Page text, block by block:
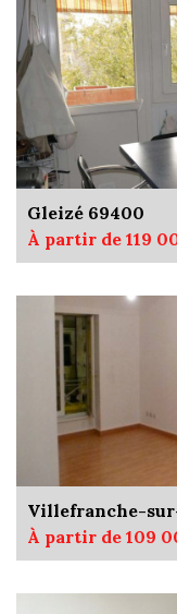
Gleizé 69400
À partir de 119
Villefranche-
À partir de 109